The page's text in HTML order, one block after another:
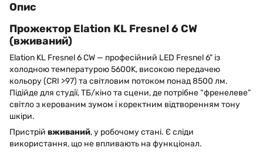
Опис
Прожектор Elation KL Fresnel 6 CW
(вживаний)
Elation KL Fresnel 6 CW — професійний LED Fresnel 6" із
холодною температурою 5600K, високою передачею
кольору (CRI >97) та світловим потоком понад 8500 лм.
Підійде для студії, ТБ/кіно та сцени, де потрібне “френелеве”
світло з керованим зумом і коректним відтворенням тону
шкіри.
Пристрій вживаний, у робочому стані. Є сліди
використання, що не впливають на функціонал.